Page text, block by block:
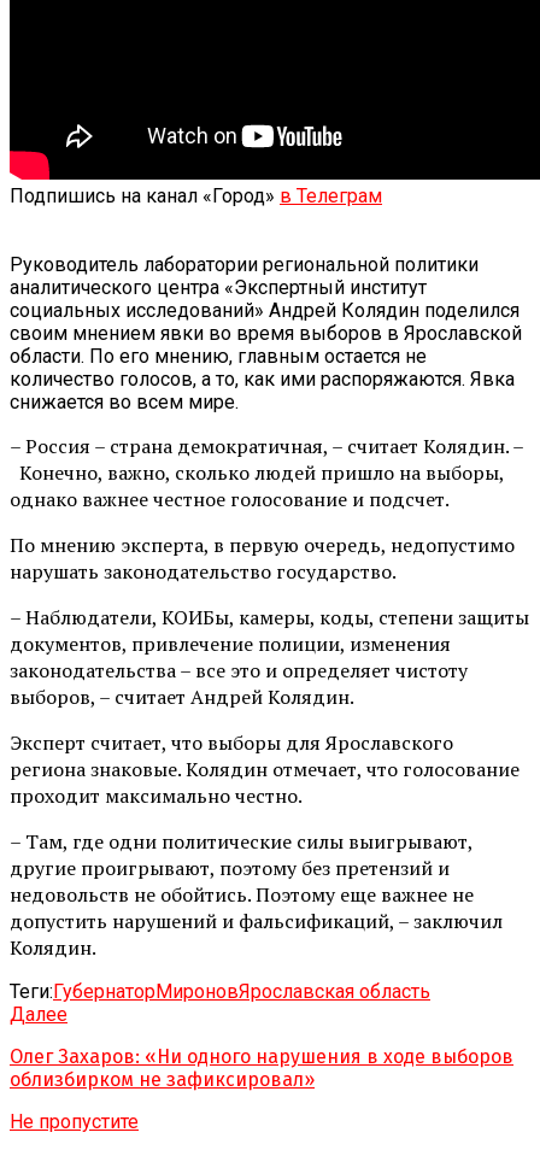
Подпишись на канал «Город» в Телеграм
Руководитель лаборатории региональной политики
аналитического центра «Экспертный институт
социальных исследований» Андрей Колядин поделился
своим мнением явки во время выборов в Ярославской
области. По его мнению, главным остается не
количество голосов, а то, как ими распоряжаются. Явка
снижается во всем мире.
– Россия – страна демократичная, – считает Колядин. –
Конечно, важно, сколько людей пришло на выборы,
однако важнее честное голосование и подсчет.
По мнению эксперта, в первую очередь, недопустимо
нарушать законодательство государство.
– Наблюдатели, КОИБы, камеры, коды, степени защиты
документов, привлечение полиции, изменения
законодательства – все это и определяет чистоту
выборов, – считает Андрей Колядин.
Эксперт считает, что выборы для Ярославского
региона знаковые. Колядин отмечает, что голосование
проходит максимально честно.
– Там, где одни политические силы выигрывают,
другие проигрывают, поэтому без претензий и
недовольств не обойтись. Поэтому еще важнее не
допустить нарушений и фальсификаций, – заключил
Колядин.
Теги:ГубернаторМироновЯрославская область
Далее
Олег Захаров: «Ни одного нарушения в ходе выборов
облизбирком не зафиксировал»
Не пропустите